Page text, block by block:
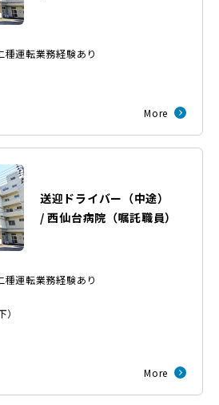
種運転業務経験あり
More
送迎ドライバー（中途）
/西仙台病院 （嘱託職員）
種運転業務経験あり
More